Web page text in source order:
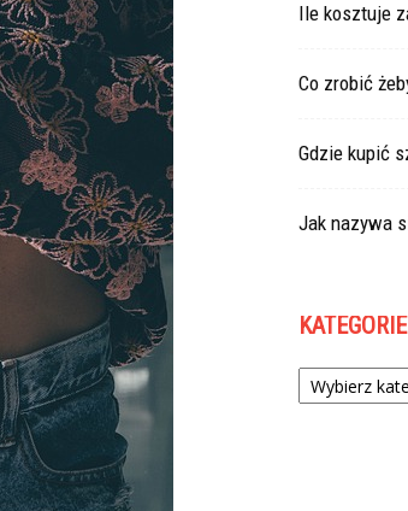
Ile kosztuje
Co zrobić
Gdzie kupić
Jak nazywa
KATEGORIE
Kategorie